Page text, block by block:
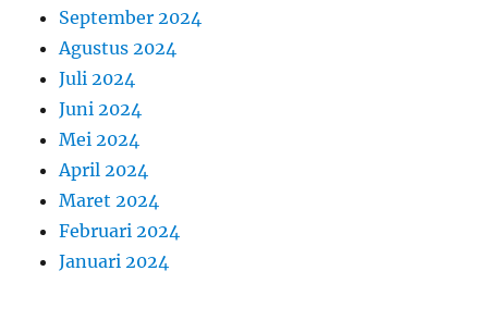
September 2024
Agustus 2024
Juli 2024
Juni 2024
Mei 2024
April 2024
Maret 2024
Februari 2024
Januari 2024